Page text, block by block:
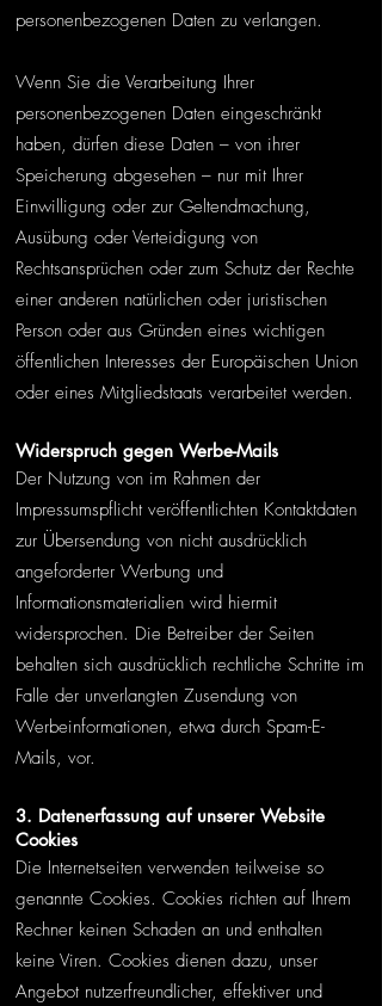
personenbezogenen Daten zu verlangen.
Wenn Sie die Verarbeitung Ihrer
personenbezogenen Daten eingeschränkt
haben, dürfen diese Daten – von ihrer
Speicherung abgesehen – nur mit Ihrer
Einwilligung oder zur Geltendmachung,
Ausübung oder Verteidigung von
Rechtsansprüchen oder zum Schutz der Rechte
einer anderen natürlichen oder juristischen
Person oder aus Gründen eines wichtigen
öffentlichen Interesses der Europäischen Union
oder eines Mitgliedstaats verarbeitet werden.
Widerspruch gegen Werbe-Mails
Der Nutzung von im Rahmen der
Impressumspflicht veröffentlichten Kontaktdaten
zur Übersendung von nicht ausdrücklich
angeforderter Werbung und
Informationsmaterialien wird hiermit
widersprochen. Die Betreiber der Seiten
behalten sich ausdrücklich rechtliche Schritte im
Falle der unverlangten Zusendung von
Werbeinformationen, etwa durch Spam-E-
Mails, vor.
3. Datenerfassung auf unserer Website
Cookies
Die Internetseiten verwenden teilweise so
genannte Cookies. Cookies richten auf Ihrem
Rechner keinen Schaden an und enthalten
keine Viren. Cookies dienen dazu, unser
Angebot nutzerfreundlicher, effektiver und